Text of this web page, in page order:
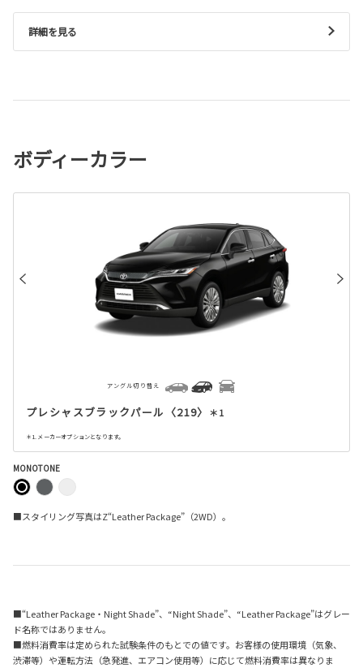
詳細を見る
ボディーカラー
プレシャスブラックパール〈219〉 ＊1
＊1. メーカーオプションとなります。
アングル切り替え
MONOTONE
■スタイリング写真はZ“Leather Package”（2WD）。
■“Leather Package・Night Shade”、“Night Shade”、“Leather Package”はグレー
ド名称ではありません。
■燃料消費率は定められた試験条件のもとでの値です。お客様の使用環境（気象、
渋滞等）や運転方法（急発進、エアコン使用等）に応じて燃料消費率は異なりま